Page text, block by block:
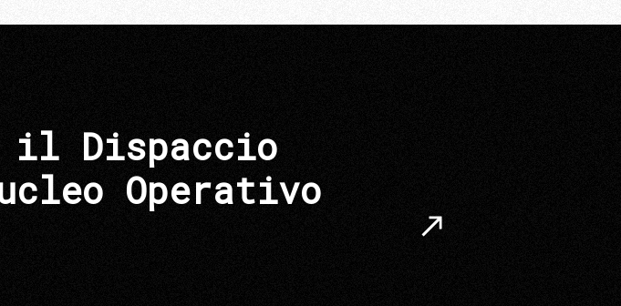
il Dispaccio
Operativo